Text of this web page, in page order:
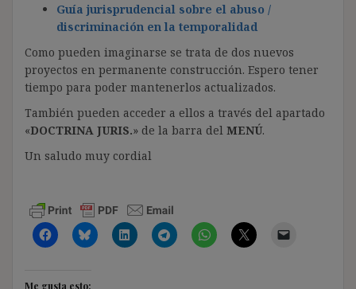
Guía jurisprudencial sobre el abuso /
discriminación en la temporalidad
Como pueden imaginarse se trata de dos nuevos
proyectos en permanente construcción. Espero tener
tiempo para poder mantenerlos actualizados.
También pueden acceder a ellos a través del apartado
«DOCTRINA JURIS.» de la barra del MENÚ.
Un saludo muy cordial
Me gusta esto: